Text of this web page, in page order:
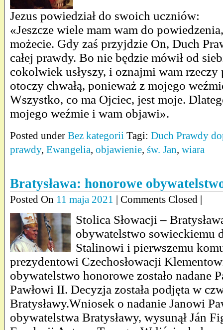
Jezus powiedział do swoich uczniów:
«Jeszcze wiele mam wam do
możecie. Gdy zaś przyjdzie On, Duch
całej prawdy. Bo nie będzie mówił od
cokolwiek usłyszy, i oznajmi wam rzeczy
otoczy chwałą, ponieważ z mojego
Wszystko, co ma Ojciec, jest moje.
mojego weźmie i wam objawi».
Posted under Bez kategorii Tagi: Duch Prawdy
prawdy, Ewangelia, objawienie, św. Jan, wiara
Bratysława: honorowe
Posted On 11 maja 2021 | Comments Closed |
Stolica Słowacji –
obywatelstwo sowieckiemu
Stalinowi i pierwszemu
prezydentowi Czechosłowacji
obywatelstwo honorowe zostało nadane
Pawłowi II. Decyzja została podjęta w
Bratysławy.Wniosek o nadanie Janowi
obywatelstwa Bratysławy, wysunął Ján